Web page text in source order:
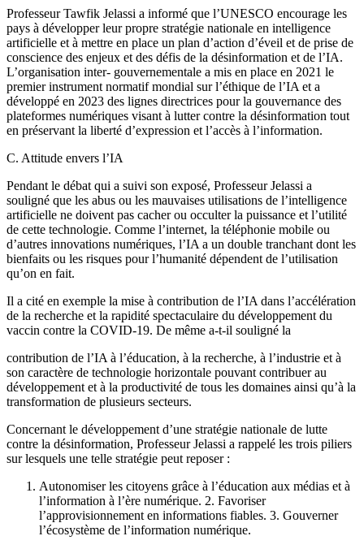
Professeur Tawfik Jelassi a informé que l’UNESCO encourage les
pays à développer leur propre stratégie nationale en intelligence
artificielle et à mettre en place un plan d’action d’éveil et de prise de
conscience des enjeux et des défis de la désinformation et de l’IA.
L’organisation inter- gouvernementale a mis en place en 2021 le
premier instrument normatif mondial sur l’éthique de l’IA et a
développé en 2023 des lignes directrices pour la gouvernance des
plateformes numériques visant à lutter contre la désinformation tout
en préservant la liberté d’expression et l’accès à l’information.
C. Attitude envers l’IA
Pendant le débat qui a suivi son exposé, Professeur Jelassi a
souligné que les abus ou les mauvaises utilisations de l’intelligence
artificielle ne doivent pas cacher ou occulter la puissance et l’utilité
de cette technologie. Comme l’internet, la téléphonie mobile ou
d’autres innovations numériques, l’IA a un double tranchant dont les
bienfaits ou les risques pour l’humanité dépendent de l’utilisation
qu’on en fait.
Il a cité en exemple la mise à contribution de l’IA dans l’accélération
de la recherche et la rapidité spectaculaire du développement du
vaccin contre la COVID-19. De même a-t-il souligné la
contribution de l’IA à l’éducation, à la recherche, à l’industrie et à
son caractère de technologie horizontale pouvant contribuer au
développement et à la productivité de tous les domaines ainsi qu’à la
transformation de plusieurs secteurs.
Concernant le développement d’une stratégie nationale de lutte
contre la désinformation, Professeur Jelassi a rappelé les trois piliers
sur lesquels une telle stratégie peut reposer :
Autonomiser les citoyens grâce à l’éducation aux médias et à
l’information à l’ère numérique. 2. Favoriser
l’approvisionnement en informations fiables. 3. Gouverner
l’écosystème de l’information numérique.